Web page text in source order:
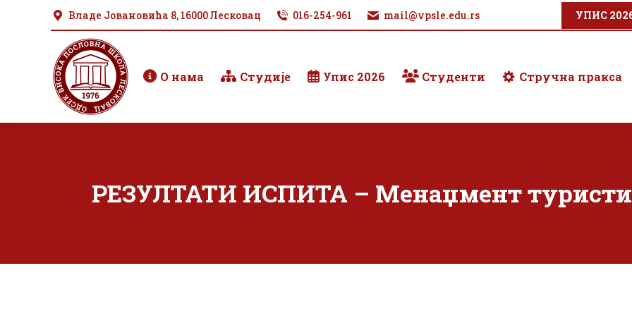
Владе Јовановића 8, 16000 Лесковац 016-254-961 mail@vpsle.edu.rs УПИС
О нама Студије Упис 2026 Студенти Стручна пракса
РЕЗУЛТАТИ ИСПИТА – Менаџмент